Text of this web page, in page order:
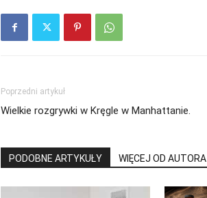
Poprzedni artykuł
Wielkie rozgrywki w Kręgle w Manhattanie.
PODOBNE ARTYKUŁY WIĘCEJ OD AUTORA